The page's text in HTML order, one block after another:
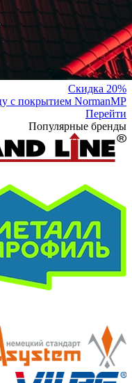
Скидка 20%
с покрытием NormanMP
Перейти
Популярные бренды